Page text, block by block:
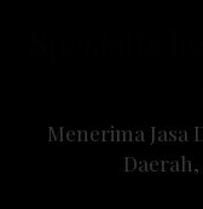
Menerima Jasa